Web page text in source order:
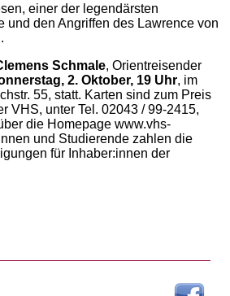
einer der legendärsten
und den Angriffen des Lawrence von
Schmale, Orientreisender
2. Oktober, 19 Uhr, im
55, statt. Karten sind zum Preis
VHS, unter Tel. 02043 / 99-2415,
die Homepage www.vhs-
und Studierende zahlen die
für Inhaber:innen der